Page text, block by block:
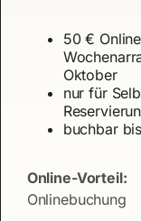
50 €
Oktober
nur für
buchbar
Online-Vorteil:
Onlinebuchung